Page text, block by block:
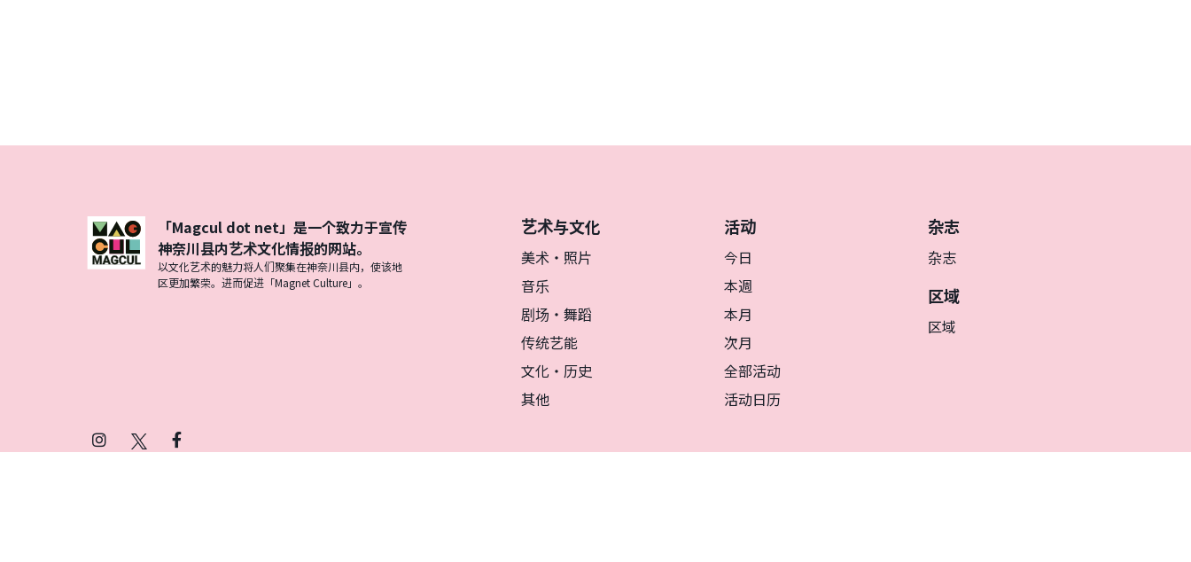
艺术与文化
美术・照片
音乐
剧场・舞蹈
传统艺能
文化・历史
其他
活动
今日
本週
本月
次月
全部活动
活动日历
杂志
杂志
区域
区域
「Magcul dot net」是一个致力于宣传
神奈川县内艺术文化情报的网站。
以文化艺术的魅力将人们聚集在神奈川县内，使该地
区更加繁荣。进而促进「Magnet Culture」。
InstagramFacebook